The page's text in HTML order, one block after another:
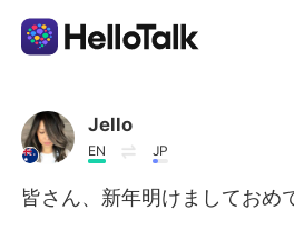
แอปแลกเปลี่ยนทางภาษา
Jello
EN JP
皆さん、新年明けましておめ